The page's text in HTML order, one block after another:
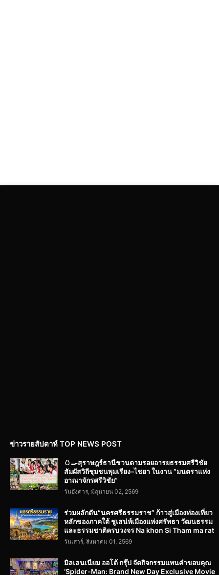
ข่าวรายสัปดาห์ TOP NEWS POST
🥚🍳สุราษฎร์ธานีชวนตามรอยอารยธรรมศรีวิชัย
สัมผัสวิถีชุมชนพุมเรียง–ไชยา ในงาน “มนตราแห่ง
อาณาจักรศรีวิชัย”
วันอังคาร, มิถุนายน 02, 2569
ร่วมผลักดัน“นครศรีธรรมราช” ก้าวสู่เมืองท่องเที่ยว
หลักของภาคใต้ ชูเสน่ห์เมืองแห่งศรัทธา วัฒนธรรม
และธรรมชาติครบวงจร Na khon Si Tham ma rat
วันเสาร์, สิงหาคม 01, 2569
มิลเลนเนียม ออโต้ กรุ๊ป จัดกิจกรรมแทนคำขอบคุณ
‘Spider-Man: Brand New Day Exclusive Movie